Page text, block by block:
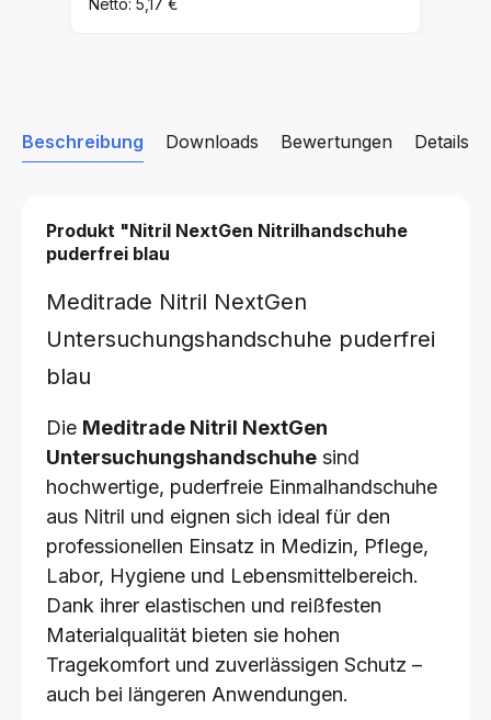
Netto: 5,17 €
Beschreibung Downloads Details
Bewertungen
Produkt "Nitril NextGen Nitrilhandschuhe
puderfrei blau
Meditrade Nitril NextGen
Untersuchungshandschuhe puderfrei
blau
Die Meditrade Nitril NextGen
Untersuchungshandschuhe sind
hochwertige, puderfreie Einmalhandschuhe
aus Nitril und eignen sich ideal für den
professionellen Einsatz in Medizin, Pflege,
Labor, Hygiene und Lebensmittelbereich.
Dank ihrer elastischen und reißfesten
Materialqualität bieten sie hohen
Tragekomfort und zuverlässigen Schutz –
auch bei längeren Anwendungen.